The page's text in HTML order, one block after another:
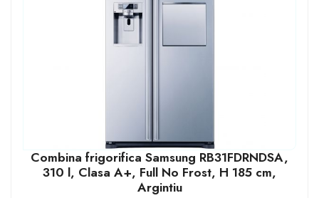
Combina frigorifica Samsung RB31FDRNDSA,
310 l, Clasa A+, Full No Frost, H 185 cm,
Argintiu